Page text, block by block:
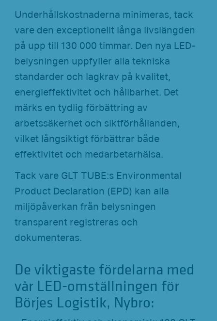
Underhållskostnaderna minimeras, tack
vare den exceptionellt långa livslängden
på upp till 130 000 timmar. Den nya LED-
belysningen uppfyller alla tekniska
standarder och lagkrav på kvalitet,
energieffektivitet och hållbarhet. Det
märks en tydlig förbättring av
arbetssäkerhet och siktförhållanden,
vilket långsiktigt förbättrar både
effektivitet och medarbetarhälsa.
Tack vare GLT TUBE:s Environmental
Product Declaration (EPD) kan alla
miljöpåverkan från belysningen
transparent registreras och
dokumenteras.
De viktigaste fördelarna med
vår LED-omställningen för
Börjes Logistik, Nybro: